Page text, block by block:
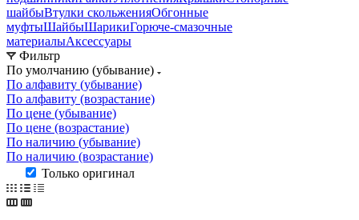
шайбыВтулки скольженияОбгонные
муфтыШайбыШарикиГорюче-смазочные
материалыАксессуары
Фильтр
По умолчанию (убывание)
По алфавиту (убывание)
По алфавиту (возрастание)
По цене (убывание)
По цене (возрастание)
По наличию (убывание)
По наличию (возрастание)
Только оригинал